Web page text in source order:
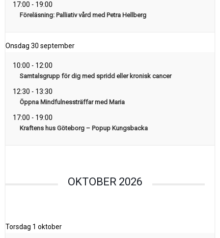
17:00 - 19:00
Föreläsning: Palliativ vård med Petra Hellberg
Onsdag 30 september
10:00 - 12:00
Samtalsgrupp för dig med spridd eller kronisk cancer
12:30 - 13:30
Öppna Mindfulnessträffar med Maria
17:00 - 19:00
Kraftens hus Göteborg – Popup Kungsbacka
OKTOBER 2026
Torsdag 1 oktober